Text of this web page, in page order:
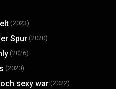
(2023)
Spur (2020)
(2026)
(2020)
sexy war (2022)